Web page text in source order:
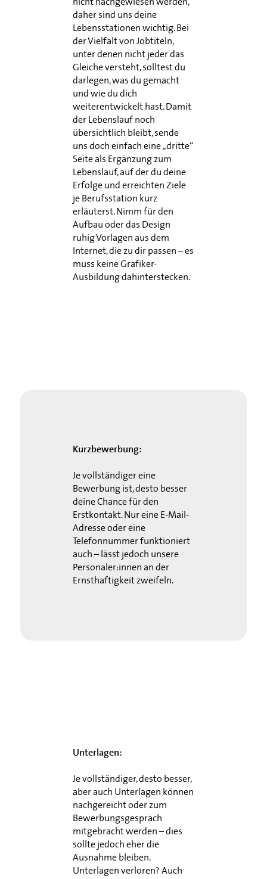
nicht nachgewiesen werden,
daher sind uns deine
Lebensstationen wichtig. Bei
der Vielfalt von Jobtiteln,
unter denen nicht jeder das
Gleiche versteht, solltest du
darlegen, was du gemacht
und wie du dich
weiterentwickelt hast. Damit
der Lebenslauf noch
übersichtlich bleibt, sende
uns doch einfach eine „dritte“
Seite als Ergänzung zum
Lebenslauf, auf der du deine
Erfolge und erreichten Ziele
je Berufsstation kurz
erläuterst. Nimm für den
Aufbau oder das Design
ruhig Vorlagen aus dem
Internet, die zu dir passen – es
muss keine Grafiker-
Ausbildung dahinterstecken.
Kurzbewerbung:
Je vollständiger eine
Bewerbung ist, desto besser
deine Chance für den
Erstkontakt. Nur eine E-Mail-
Adresse oder eine
Telefonnummer funktioniert
auch – lässt jedoch unsere
Personaler:innen an der
Ernsthaftigkeit zweifeln.
Unterlagen:
Je vollständiger, desto besser,
aber auch Unterlagen können
nachgereicht oder zum
Bewerbungsgespräch
mitgebracht werden – dies
sollte jedoch eher die
Ausnahme bleiben.
Unterlagen verloren? Auch